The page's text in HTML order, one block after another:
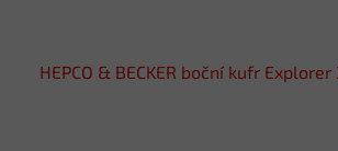
HEPCO & BECKER boční kufr